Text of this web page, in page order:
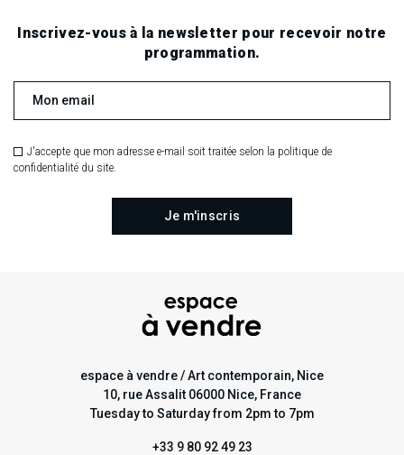
Inscrivez-vous à la newsletter pour recevoir notre
programmation.
J'accepte que mon adresse e-mail soit traitée selon la politique de
confidentialité du site.
espace à vendre / Art contemporain, Nice
10, rue Assalit 06000 Nice, France
Tuesday to Saturday from 2pm to 7pm
+33 9 80 92 49 23
...